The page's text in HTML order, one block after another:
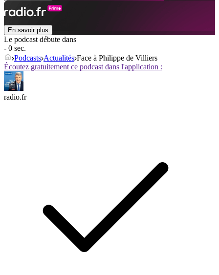
En savoir plus
Le podcast débute dans
- 0 sec.
Podcasts Actualités Face à Philippe de Villiers
Écoutez gratuitement ce podcast dans l'application :
radio.fr